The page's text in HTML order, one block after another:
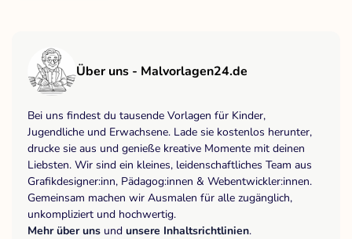
Über uns - Malvorlagen24.de
Bei uns findest du tausende Vorlagen für Kinder,
Jugendliche und Erwachsene. Lade sie kostenlos herunter,
drucke sie aus und genieße kreative Momente mit deinen
Liebsten. Wir sind ein kleines, leidenschaftliches Team aus
Grafikdesigner:inn, Pädagog:innen & Webentwickler:innen.
Gemeinsam machen wir Ausmalen für alle zugänglich,
unkompliziert und hochwertig.
Mehr über uns und unsere Inhaltsrichtlinien.